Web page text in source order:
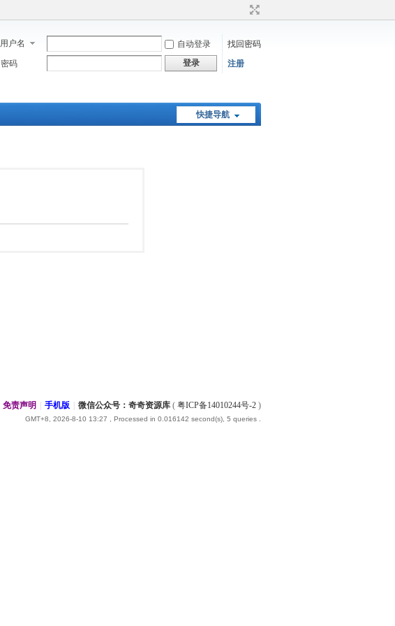
用户名 自动登录
找回密码
密码
登录 注册
快捷导航
免责声明 手机版 微信公众号：奇奇资源库 ( 粤ICP备14010244号-2 )
GMT+8, 2026-8-10 13:27 , Processed in 0.016142 second(s), 5 queries .